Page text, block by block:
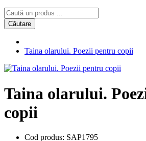
Căutare
Taina olarului. Poezii pentru copii
Taina olarului.
copii
Cod produs: SAP1795